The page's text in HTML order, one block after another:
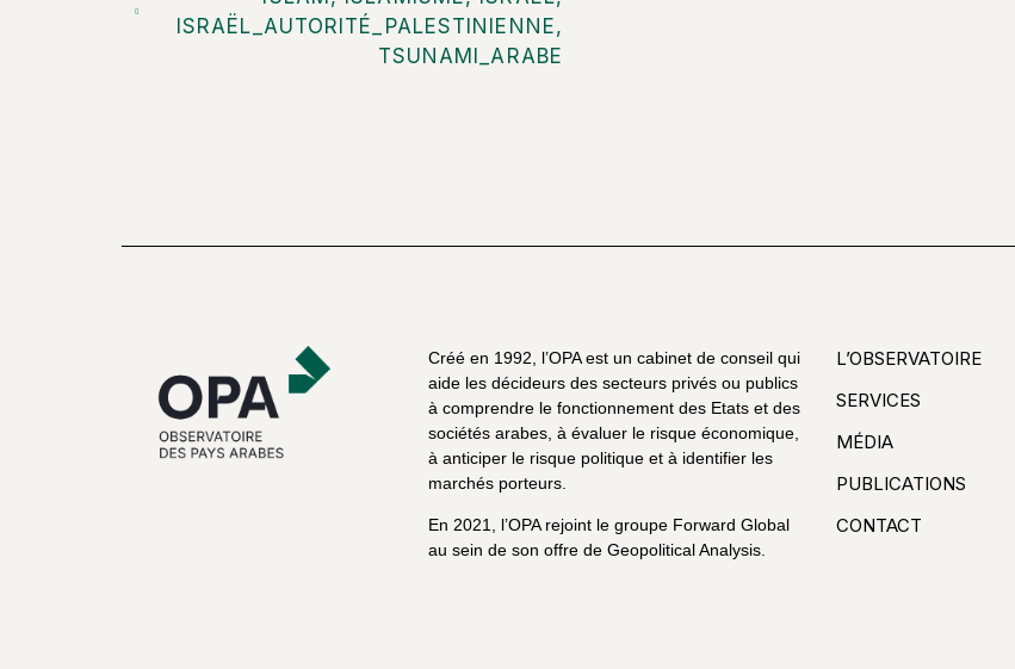
ISRAËL_AUTORITÉ_PALESTINIENNE,
TSUNAMI_ARABE
Créé en 1992, l’OPA est un cabinet de conseil qui
aide les décideurs des secteurs privés ou publics
à comprendre le fonctionnement des Etats et des
sociétés arabes, à évaluer le risque économique,
à anticiper le risque politique et à identifier les
marchés porteurs.
En 2021, l’OPA rejoint le groupe Forward Global
au sein de son offre de Geopolitical Analysis.
L’OBSERVATOIRE
SERVICES
MÉDIA
PUBLICATIONS
CONTACT